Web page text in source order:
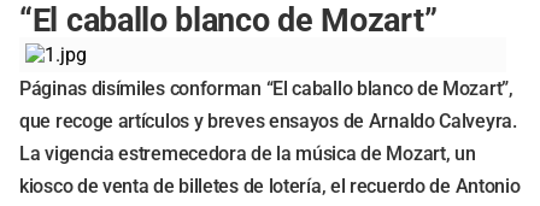
“El caballo blanco de Mozart”
Páginas disímiles conforman “El caballo blanco de Mozart”,
que recoge artículos y breves ensayos de Arnaldo Calveyra.
La vigencia estremecedora de la música de Mozart, un
kiosco de venta de billetes de lotería, el recuerdo de Antonio